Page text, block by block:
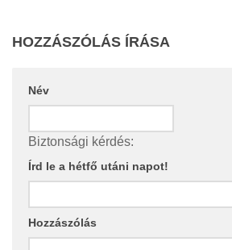
HOZZÁSZÓLÁS ÍRÁSA
Név
Biztonsági kérdés:
Írd le a hétfő utáni napot!
Hozzászólás